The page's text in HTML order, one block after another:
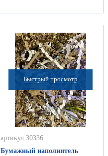
Быстрый просмотр
артикул 30336
Бумажный наполнитель